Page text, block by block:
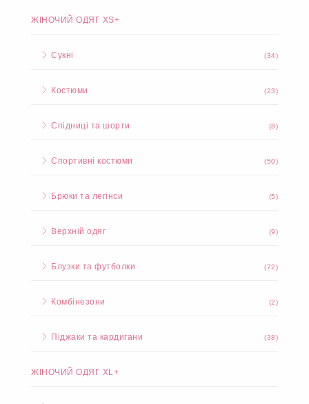
ЖІНОЧИЙ ОДЯГ XS+
Сукні (34)
Костюми (23)
Спідниці та шорти (8)
Спортивні костюми (50)
Брюки та легінси (5)
Верхній одяг (9)
Блузки та футболки (72)
Комбінезони (2)
Піджаки та кардигани (38)
ЖІНОЧИЙ ОДЯГ XL+